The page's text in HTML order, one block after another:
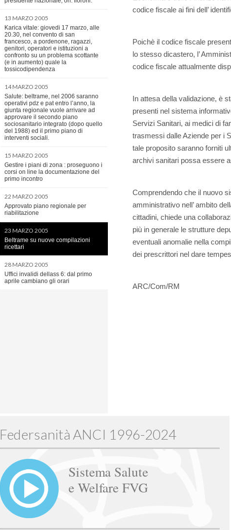
13 MARZO 2005
Karica vitale: giovedi 17 marzo, alle
20.30, nel convento di san
francesco, a pordenone, ragazzi,
genitori, operatori e istituzioni a
confronto su un problema scottante
(e in aumento) quale la
tossicodipendenza
14 MARZO 2005
Salute: beltrame, nel 2006 saranno
operativi pdz e pat entro l’anno, la
giunta regionale vuole arrivare ad
approvare il secondo piano
sociosanitario integrato (dopo quello
del 1988) ed il primo piano di
interventi sociali.
15 MARZO 2005
Gestire i piani di zona : proseguono i
corsi on line la documentazione del
primo incontro
22 MARZO 2005
Approvato piano regionale per
riabilitazione
23 MARZO 2005
Beltrame su nuove compilazioni
ricettari
28 MARZO 2005
Uffici invalidi dellass 6: dal primo
aprile cambiano gli orari
codice fiscale ai fini dell’
Poichè il codice fiscale
lo stesso dicastero, l’
codice fiscale attualmente
In attesa della validazione, è
presenti nel sistema
Servizi Sanitari, ai medici di
trasmessi dalle Aziende per i
tale proposito saranno forniti
archivi sanitari possa essere
Comprendendo che il nuovo
amministrativo nell’ ambito
cittadini, chiede una
più in generale le strutture
eventuali anomalie nella
dei prescrittori nel dare
ARC/Com/RM
Federsanità ANCI 1996-2024
Sistema Salute
e Welfare FVG